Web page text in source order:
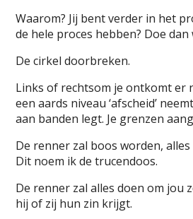
Waarom? Jij bent verder in het
de hele proces hebben? Doe
De cirkel doorbreken.
Links of rechtsom je ontkomt er
een aards niveau ‘afscheid’
aan banden legt. Je grenzen
De renner zal boos worden,
Dit noem ik de trucendoos.
De renner zal alles doen om jou
hij of zij hun zin krijgt.